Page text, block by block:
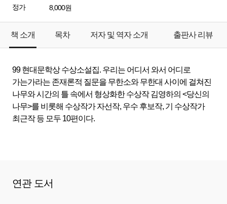
정가
8,000원
책 소개 목차 저자 및 역자 소개 출판사 리뷰
99 현대문학상 수상소설집. 우리는 어디서 와서 어디로
가는가라는 존재론적 질문을 무한소와 무한대 사이에 걸쳐진
나무와 시간의 틀 속에서 형상화한 수상작 김영하의 <당신의
나무>를 비롯해 수상작가 자선작, 우수 후보작, 기 수상작가
최근작 등 모두 10편이다.
연관 도서